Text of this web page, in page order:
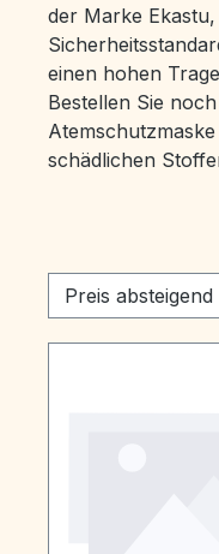
der Marke
einen hohen
Bestellen Sie
schädlichen